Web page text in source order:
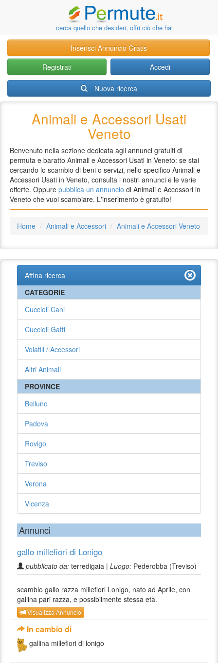
cerca quello che desideri, offri ciò che hai
Inserisci Annuncio Gratis
Registrati
Accedi
Nuova ricerca
Animali e Accessori Usati
Veneto
Benvenuto nella sezione dedicata agli annunci gratuiti di
permuta e baratto Animali e Accessori Usati in Veneto: se stai
cercando lo scambio di beni o servizi, nello specifico Animali e
Accessori Usati in Veneto, consulta i nostri annunci e le varie
offerte. Oppure pubblica un annuncio di Animali e Accessori in
Veneto che vuoi scambiare. L'inserimento è gratuito!
Home Animali e Accessori Animali e Accessori Veneto
Affina ricerca
CATEGORIE
Cuccioli Cani
Cuccioli Gatti
Volatili / Accessori
Altri Animali
PROVINCE
Belluno
Padova
Rovigo
Treviso
Verona
Vicenza
Annunci
gallo millefiori di Lonigo
pubblicato da: terredigaia | Luogo: Pederobba (Treviso)
scambio gallo razza millefiori Lonigo, nato ad Aprile, con
gallina pari razza, e possibilmente stessa età.
Visualizza Annuncio
In cambio di
gallina millefiori di lonigo